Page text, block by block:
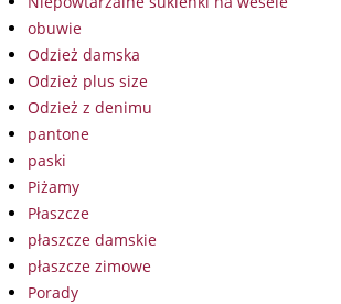
obuwie
Odzież damska
Odzież plus size
Odzież z denimu
pantone
paski
Piżamy
Płaszcze
płaszcze damskie
płaszcze zimowe
Porady